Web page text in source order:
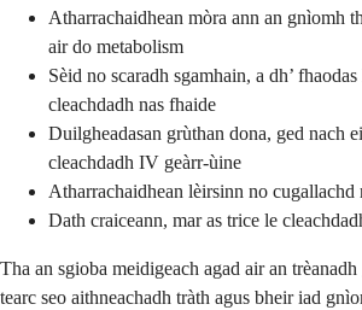
Atharrachaidhean mòra ann an gnìomh
air do metabolism
Sèid no scaradh sgamhain, a dh’
cleachdadh nas fhaide
Duilgheadasan grùthan dona, ged nach
cleachdadh IV geàrr-ùine
Atharrachaidhean lèirsinn no cugallachd
Dath craiceann, mar as trice le
Tha an sgioba meidigeach agad air an
tearc seo aithneachadh tràth agus bheir iad